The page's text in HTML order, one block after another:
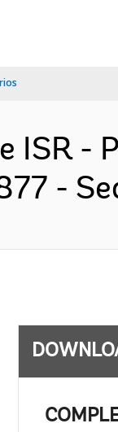
ISR -
-